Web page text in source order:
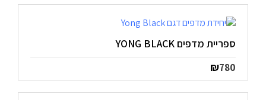
ספריית מדפים YONG BLACK
₪780